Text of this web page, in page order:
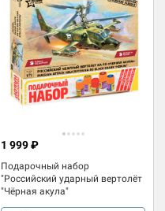
Подарочный набор
"Российский ударный вертолёт
"Чёрная акула"
1 999 ₽